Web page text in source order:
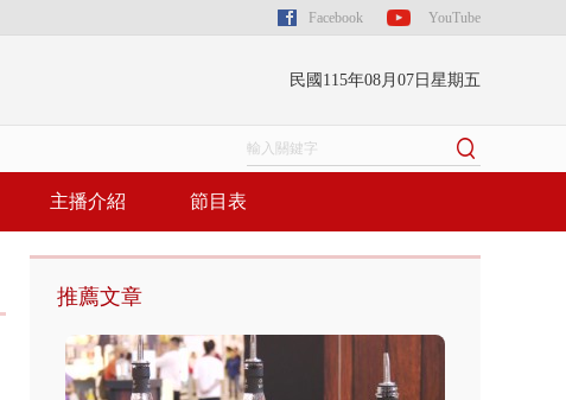
Facebook YouTube
民國115年08月07日星期五
主播介紹 節目表
推薦文章